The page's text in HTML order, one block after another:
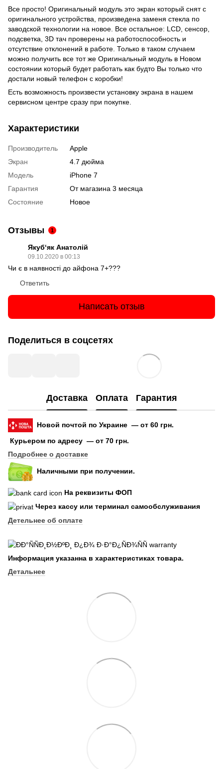
Все просто! Оригинальный модуль это экран который снят с
оригинального устройства, произведена заменя стекла по
заводской технологии на новое. Все остальное: LCD, сенсор,
подсветка, 3D тач проверены на работоспособность и
отсутствие отклонений в работе. Только в таком случаем
можно получить все тот же Оригинальный модуль в Новом
состоянии который будет работать как будто Вы только что
достали новый телефон с коробки!
Есть возможность произвести установку экрана в нашем
сервисном центре сразу при покупке.
Характеристики
Производитель
Apple
Экран
4.7 дюйма
Модель
iPhone 7
Гарантия
От магазина 3 месяца
Состояние
Новое
Отзывы 1
Якуб‘як Анатолій
09.10.2020 в 00:13
Чи є в наявності до айфона 7+???
Ответить
Написать отзыв
Поделиться в соцсетях
Доставка Оплата Гарантия
Новой почтой по Украине — от 60 грн.
Курьером по адресу — от 70 грн.
Подробнее о доставке
Наличными при получении.
На реквизиты ФОП
Через кассу или терминал самообслуживания
Детельнее об оплате
Информация указанна в характеристиках товара.
Детальнее